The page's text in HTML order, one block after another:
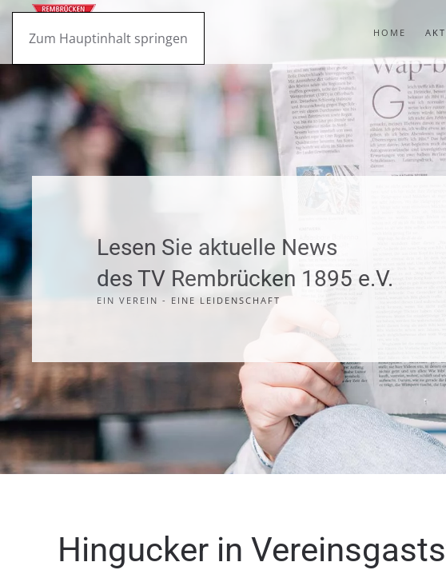
Zum Hauptinhalt springen HOME
Lesen Sie aktuelle News
des TV Rembrücken 1895 e.V.
EIN VEREIN - EINE LEIDENSCHAFT
Hingucker in